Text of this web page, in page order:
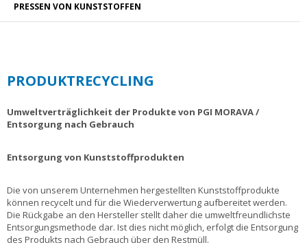
PRESSEN VON KUNSTSTOFFEN
PRODUKTRECYCLING
Umweltverträglichkeit der Produkte von PGI MORAVA /
Entsorgung nach Gebrauch
Entsorgung von Kunststoffprodukten
Die von unserem Unternehmen hergestellten Kunststoffprodukte
können recycelt und für die Wiederverwertung aufbereitet werden.
Die Rückgabe an den Hersteller stellt daher die umweltfreundlichste
Entsorgungsmethode dar. Ist dies nicht möglich, erfolgt die Entsorgung
des Produkts nach Gebrauch über den Restmüll.